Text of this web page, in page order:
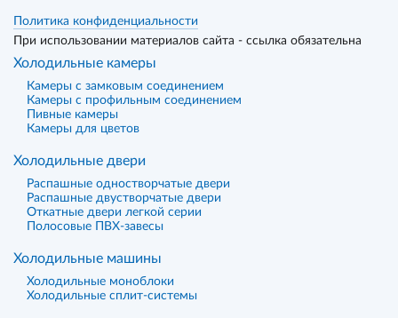
Политика конфиденциальности
При использовании материалов сайта - ссылка обязательна
Холодильные камеры
Камеры с замковым соединением
Камеры с профильным соединением
Пивные камеры
Камеры для цветов
Холодильные двери
Распашные одностворчатые двери
Распашные двустворчатые двери
Откатные двери легкой серии
Полосовые ПВХ-завесы
Холодильные машины
Холодильные моноблоки
Холодильные сплит-системы